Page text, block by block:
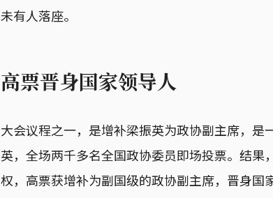
未有人落座。
高票晋身国家领导人
大会议程之一，是增补梁振英为政协副主席，
英，全场两千多名全国政协委员即场投票。结
权，高票获增补为副国级的政协副主席，晋身